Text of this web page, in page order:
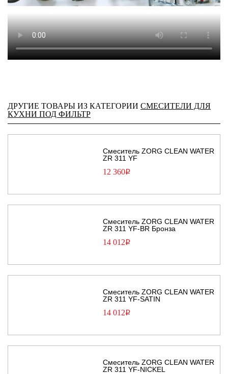
ДРУГИЕ ТОВАРЫ ИЗ КАТЕГОРИИ СМЕСИТЕЛИ ДЛЯ
КУХНИ ПОД ФИЛЬТР
Смеситель ZORG CLEAN WATER
ZR 311 YF
12 360Р
Смеситель ZORG CLEAN WATER
ZR 311 YF-BR Бронза
14 012Р
Смеситель ZORG CLEAN WATER
ZR 311 YF-SATIN
14 012Р
Смеситель ZORG CLEAN WATER
ZR 311 YF-NICKEL